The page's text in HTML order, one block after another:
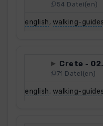
54 Datei(en)
english, walking-guides
Crete -
71 Datei(en)
english, walking-guides